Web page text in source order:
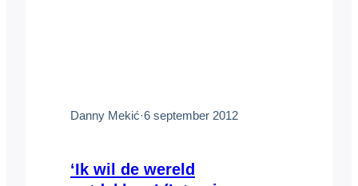
Danny Mekić·6 september 2012
‘Ik wil de wereld